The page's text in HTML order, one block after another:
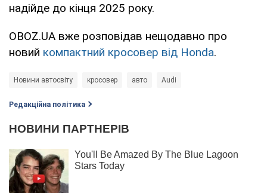
надійде до кінця 2025 року.
OBOZ.UA вже розповідав нещодавно про
новий компактний кросовер від Honda.
Новини автосвіту кросовер авто Audi
Редакційна політика